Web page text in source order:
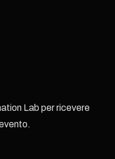
Lab per ricevere